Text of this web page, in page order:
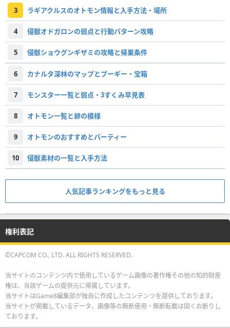
3 ラギアクルスのオトモン情報と入手方法・場所
4 侵獣オドガロンの弱点と行動パターン攻略
5 侵獣ショウグンギザミの攻略と帰巣条件
6 カナルタ深林のマップとプーギー・宝箱
7 モンスター一覧と弱点・3すくみ早見表
8 オトモン一覧と卵の模様
9 オトモンのおすすめとパーティー
10 侵獣素材の一覧と入手方法
人気記事ランキングをもっと見る
権利表記
©CAPCOM CO., LTD. ALL RIGHTS RESERVED.
当サイトのコンテンツ内で使用しているゲーム画像の著作権その他の知的財産
権は、当該ゲームの提供元に帰属しています。
当サイトはGame8編集部が独自に作成したコンテンツを提供しております。
当サイトが掲載しているデータ、画像等の無断使用・無断転載は固くお断りし
ております。